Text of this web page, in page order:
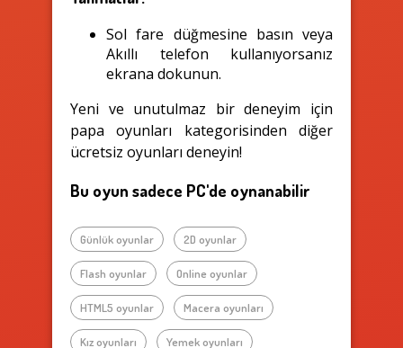
Sol fare düğmesine basın veya
Akıllı telefon kullanıyorsanız
ekrana dokunun.
Yeni ve unutulmaz bir deneyim için
papa oyunları kategorisinden diğer
ücretsiz oyunları deneyin!
Bu oyun sadece PC'de oynanabilir
Günlük oyunlar 2D oyunlar
Flash oyunlar Online oyunlar
HTML5 oyunlar Macera oyunları
Kız oyunları Yemek oyunları